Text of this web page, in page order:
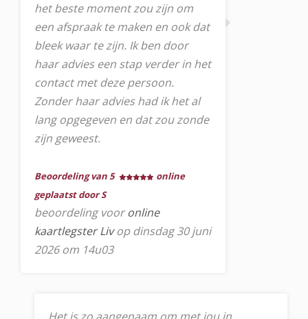
het beste moment zou zijn om
een afspraak te maken en ook dat
bleek waar te zijn. Ik ben door
haar advies een stap verder in het
contact met deze persoon.
Zonder haar advies had ik het al
lang opgegeven en dat zou zonde
zijn geweest.
Beoordeling van 5
online
geplaatst door S
beoordeling vooronline
kaartlegster Livop dinsdag 30 juni
2026 om 14u03